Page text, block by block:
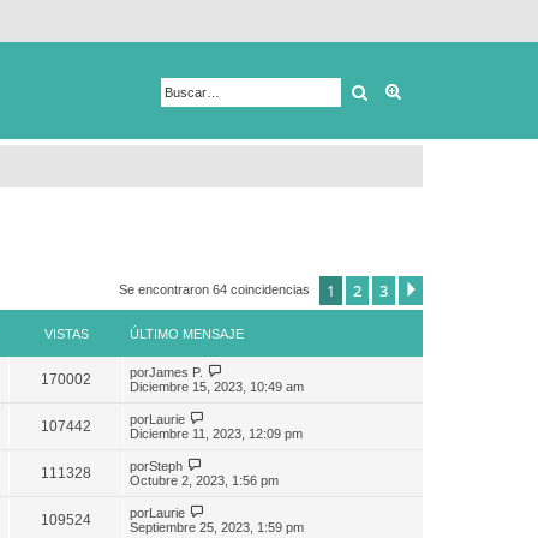
Buscar
Se encontraron 64 coincidencias 1 2 3
VISTAS ÚLTIMO MENSAJE
170002 porJames P.
Diciembre 15, 2023, 10:49 am
107442 porLaurie
Diciembre 11, 2023, 12:09 pm
111328 porSteph
Octubre 2, 2023, 1:56 pm
109524 porLaurie
Septiembre 25, 2023, 1:59 pm